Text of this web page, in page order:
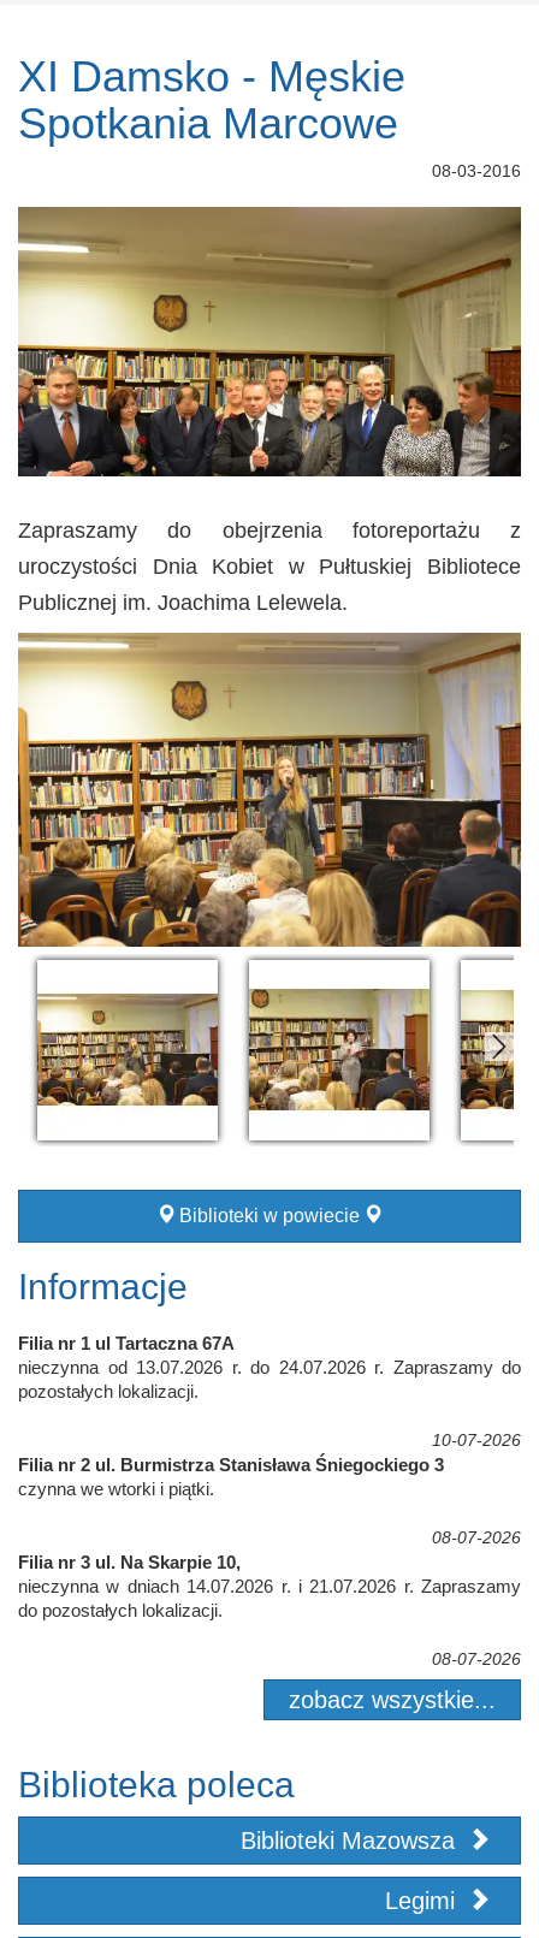
XI Damsko - Męskie
Spotkania Marcowe
08-03-2016
Zapraszamy do obejrzenia fotoreportażu z
uroczystości Dnia Kobiet w Pułtuskiej Bibliotece
Publicznej im. Joachima Lelewela.
Biblioteki w powiecie
Informacje
Filia nr 1 ul Tartaczna 67A
nieczynna od 13.07.2026 r. do 24.07.2026 r. Zapraszamy do
pozostałych lokalizacji.
10-07-2026
Filia nr 2 ul. Burmistrza Stanisława Śniegockiego 3
czynna we wtorki i piątki.
08-07-2026
Filia nr 3 ul. Na Skarpie 10,
nieczynna w dniach 14.07.2026 r. i 21.07.2026 r. Zapraszamy
do pozostałych lokalizacji.
08-07-2026
zobacz wszystkie...
Biblioteka poleca
Biblioteki Mazowsza
Legimi